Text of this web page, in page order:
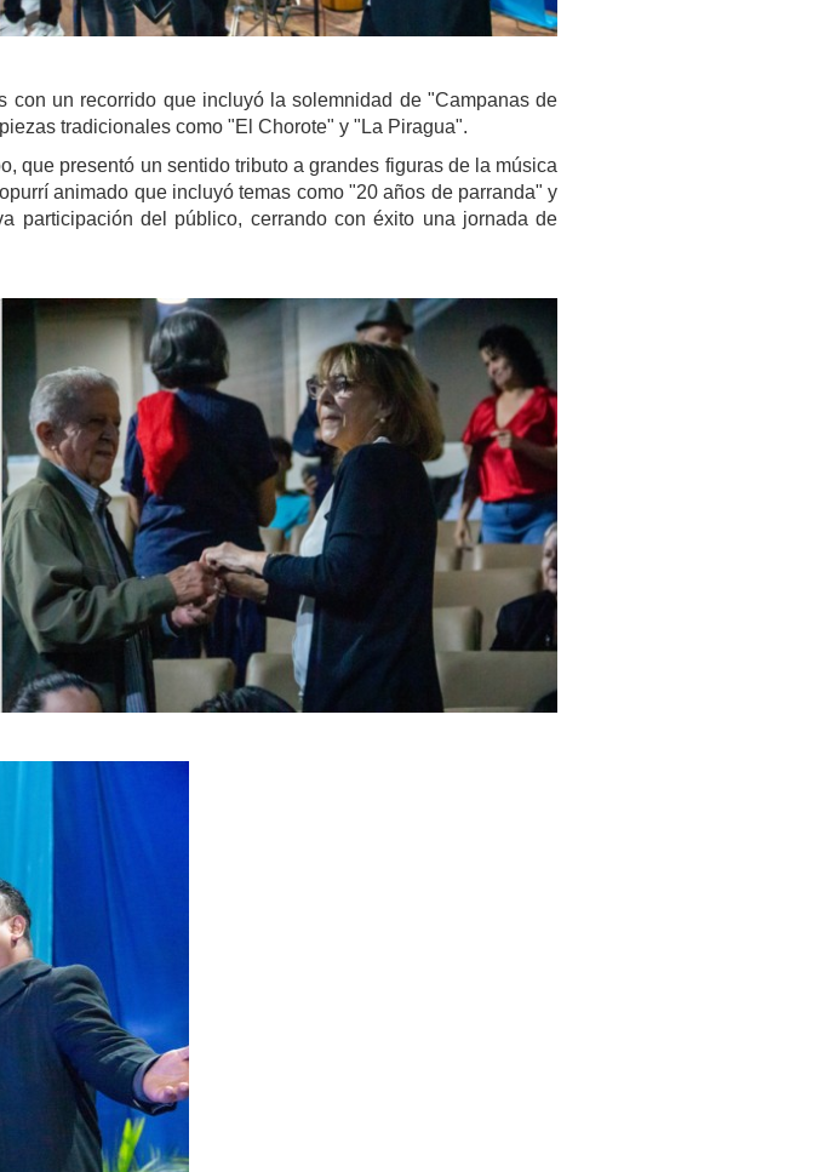
un recorrido que incluyó la solemnidad de "Campanas de
tradicionales como "El Chorote" y "La Piragua".
que presentó un sentido tributo a grandes figuras de la música
animado que incluyó temas como "20 años de parranda" y
participación del público, cerrando con éxito una jornada de